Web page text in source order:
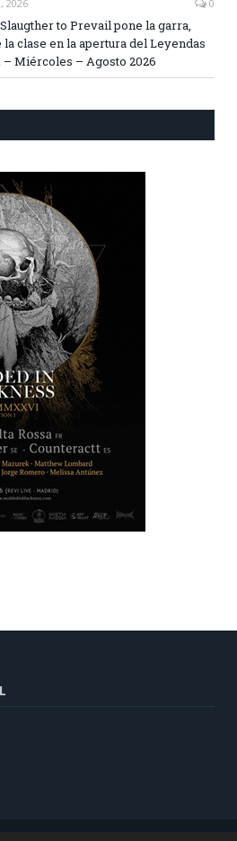
2026 0
to Prevail pone la garra,
la clase en la apertura del Leyendas
– Miércoles – Agosto 2026